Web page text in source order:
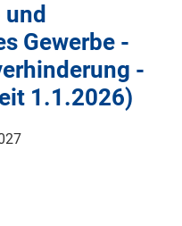
Gewerbe -
-
1.1.2026)